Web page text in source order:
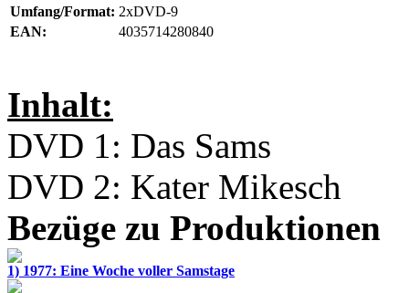
Umfang/Format: 2xDVD-9
EAN:
4035714280840
Inhalt:
DVD 1: Das Sams
DVD 2: Kater Mikesch
Bezüge zu Produktionen
1) 1977: Eine Woche voller Samstage